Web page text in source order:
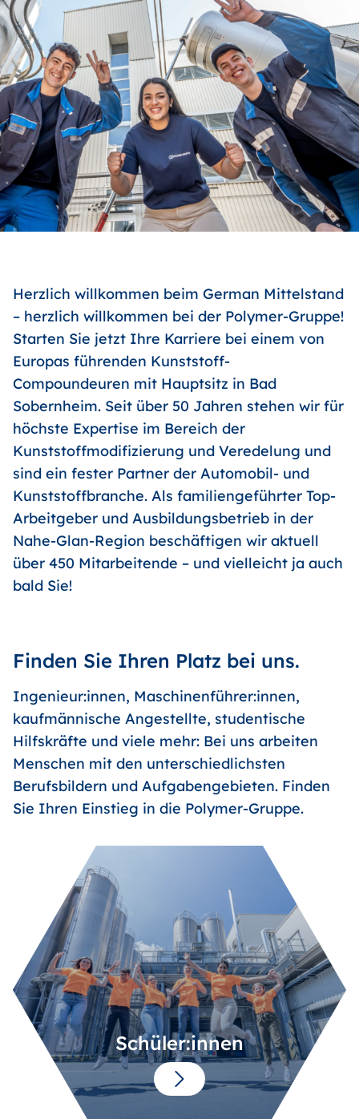
Herzlich willkommen beim German Mittelstand
– herzlich willkommen bei der Polymer-Gruppe!
Starten Sie jetzt Ihre Karriere bei einem von
Europas führenden Kunststoff-
Compoundeuren mit Hauptsitz in Bad
Sobernheim. Seit über 50 Jahren stehen wir für
höchste Expertise im Bereich der
Kunststoffmodifizierung und Veredelung und
sind ein fester Partner der Automobil- und
Kunststoffbranche. Als familiengeführter Top-
Arbeitgeber und Ausbildungsbetrieb in der
Nahe-Glan-Region beschäftigen wir aktuell
über 450 Mitarbeitende – und vielleicht ja auch
bald Sie!
Finden Sie Ihren Platz bei uns.
Ingenieur:innen, Maschinenführer:innen,
kaufmännische Angestellte, studentische
Hilfskräfte und viele mehr: Bei uns arbeiten
Menschen mit den unterschiedlichsten
Berufsbildern und Aufgabengebieten. Finden
Sie Ihren Einstieg in die Polymer-Gruppe.
Schüler:innen